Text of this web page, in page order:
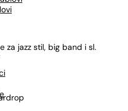
za jazz stil, big band i sl.